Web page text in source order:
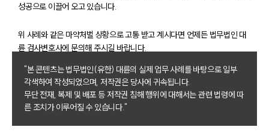
팀소개
성공으로 이끌어 오고 있습니다.
위 사례와 같은 마약처벌 상황으로 고통 받고 계시다면 언제든 법무법인 대
륜 검사변호사에 문의해 주시길 바랍니다.
"본 콘텐츠는 법무법인(유한) 대륜의 실제 업무 사례를 바탕으로 일부
각색하여 작성되었으며, 저작권은 당사에 귀속됩니다.
무단 전재, 복제 및 배포 등 저작권 침해 행위에 대해서는 관련 법령에 따
른 조치가 이루어질 수 있습니다."